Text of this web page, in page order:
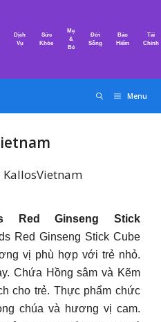
Dịch
Vụ
Sức
Khỏe
Mẹ
&
Bé
Đời
Sống
Bảo
Hiểm
Tài
Chính
Menu
Red Ginseng Stick
Red Ginseng Stick Cube
vị phù hợp với trẻ nhỏ.
Chứa Hồng sâm và Kẽm
cho trẻ. Thực phẩm chức
chúa và hương vị cam.